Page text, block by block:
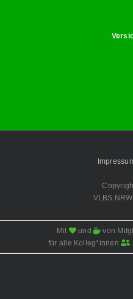
VLBS
Mit und
von
für alle Kolleg*innen